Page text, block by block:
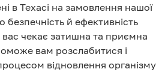
в Техасі на замовлення нашої
безпечність й ефективність
чекає затишна та приємна
вам розслабитися і
відновлення організму